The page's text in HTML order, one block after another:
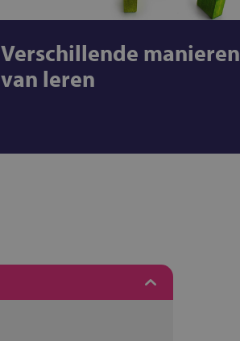
Verschillende manieren
van leren